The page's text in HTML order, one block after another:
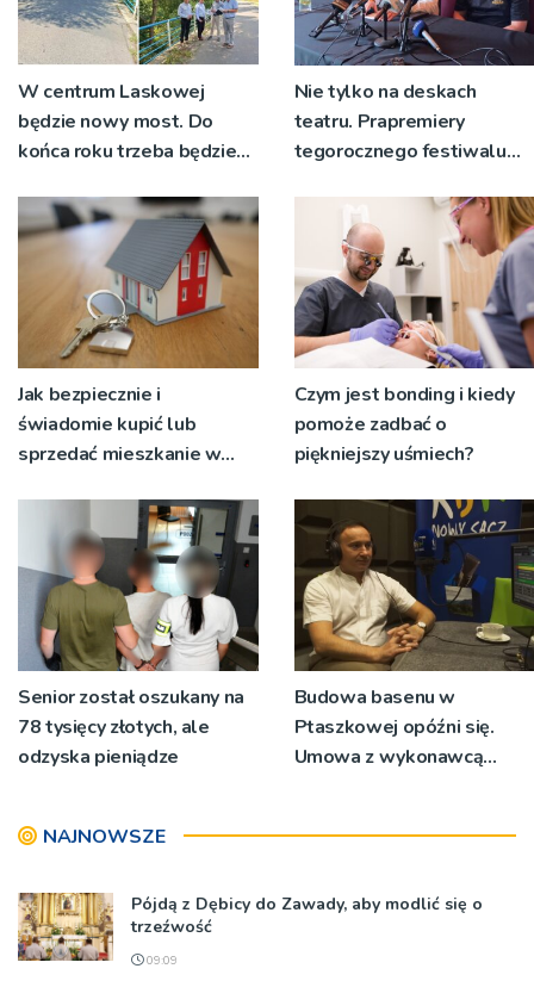
W centrum Laskowej
będzie nowy most. Do
końca roku trzeba będzie
Nie tylko na deskach
teatru. Prapremiery
tegorocznego festiwalu
niecodziennych
okolicznościach
Jak bezpiecznie i
świadomie kupić lub
sprzedać mieszkanie w
Czym jest bonding i kiedy
pomoże zadbać o
piękniejszy uśmiech?
Senior został oszukany na
78 tysięcy złotych, ale
odzyska pieniądze
Budowa basenu w
Ptaszkowej opóźni się.
Umowa z wykonawcą
NAJNOWSZE
Pójdą z Dębicy do Zawady, aby modlić się o
trzeźwość
09:09